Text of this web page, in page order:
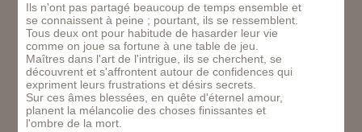
Ils n'ont pas partagé beaucoup de temps ensemble et
se connaissent à peine ; pourtant, ils se ressemblent.
Tous deux ont pour habitude de hasarder leur vie
comme on joue sa fortune à une table de jeu.
Maîtres dans l'art de l'intrigue, ils se cherchent, se
découvrent et s'affrontent autour de confidences qui
expriment leurs frustrations et désirs secrets.
Sur ces âmes blessées, en quête d'éternel amour,
planent la mélancolie des choses finissantes et
l'ombre de la mort.